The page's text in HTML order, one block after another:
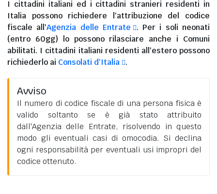
I cittadini italiani ed i cittadini stranieri residenti in
Italia possono richiedere l'attribuzione del codice
fiscale all'Agenzia delle Entrate
. Per i soli neonati
(entro 60gg) lo possono rilasciare anche i Comuni
abilitati. I cittadini italiani residenti all'esteropossono
richiederlo ai Consolati d'Italia .
Avviso
Il numero di codice fiscale di una persona fisica è
valido soltanto se è già stato attribuito
dall'Agenzia delle Entrate, risolvendo in questo
modo gli eventuali casi di omocodia. Si declina
ogni responsabilità per eventuali usi impropri del
codice ottenuto.